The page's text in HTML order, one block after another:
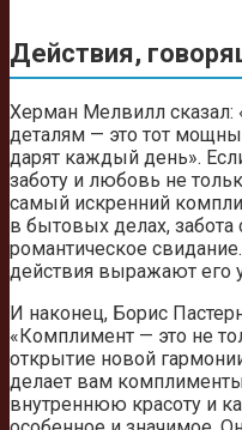
Действия,
Херман Мелвилл
деталям — это тот
дарят каждый день».
заботу и любовь не
самый искренний
в бытовых делах,
романтическое
действия выражают его
И наконец, Борис
«Комплимент — это не
открытие новой
делает вам
внутреннюю красоту и